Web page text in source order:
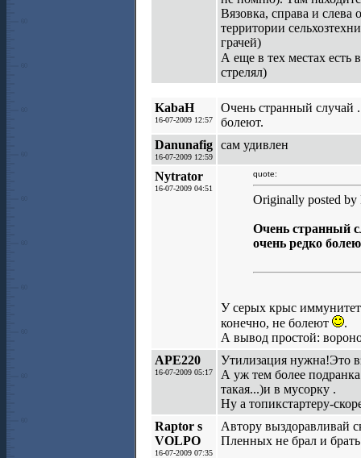
Вязовка, справа и слева
территории
грачей)
А еще в тех местах есть
стрелял)
KabaH
16-07-2009 12:57
Очень странный случай
болеют.
Danunafig
16-07-2009 12:59
сам удивлен
Nytrator
16-07-2009 04:51
quote:
Originally posted by
Очень странный
очень редко
У серых крыс иммунитет
конечно, не болеют
.
А вывод простой:
АРЕ220
16-07-2009 05:17
Утилизация нужна!Это
А уж тем более
такая...)и в мусорку .
Ну а топикстартеру-
Raptor s
VOLPO
16-07-2009 07:35
Автору выздоравливай
Пленных не брал и